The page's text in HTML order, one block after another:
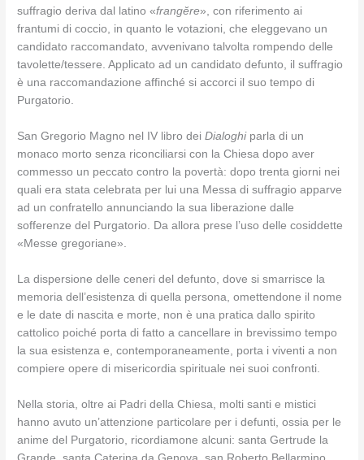
suffragio deriva dal latino «frangĕre», con riferimento ai
frantumi di coccio, in quanto le votazioni, che eleggevano un
candidato raccomandato, avvenivano talvolta rompendo delle
tavolette/tessere. Applicato ad un candidato defunto, il suffragio
è una raccomandazione affinché si accorci il suo tempo di
Purgatorio.
San Gregorio Magno nel IV libro deiDialoghiparla di un
monaco morto senza riconciliarsi con la Chiesa dopo aver
commesso un peccato contro la povertà: dopo trenta giorni nei
quali era stata celebrata per lui una Messa di suffragio apparve
ad un confratello annunciando la sua liberazione dalle
sofferenze del Purgatorio. Da allora prese l’uso delle cosiddette
«Messe gregoriane».
La dispersione delle ceneri del defunto, dove si smarrisce la
memoria dell’esistenza di quella persona, omettendone il nome
e le date di nascita e morte, non è una pratica dallo spirito
cattolico poiché porta di fatto a cancellare in brevissimo tempo
la sua esistenza e, contemporaneamente, porta i viventi a non
compiere opere di misericordia spirituale nei suoi confronti.
Nella storia, oltre ai Padri della Chiesa, molti santi e mistici
hanno avuto un’attenzione particolare per i defunti, ossia per le
anime del Purgatorio, ricordiamone alcuni: santa Gertrude la